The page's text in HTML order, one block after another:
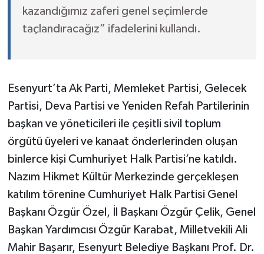
kazandığımız zaferi genel seçimlerde
taçlandıracağız” ifadelerini kullandı.
Esenyurt’ta Ak Parti, Memleket Partisi, Gelecek
Partisi, Deva Partisi ve Yeniden Refah Partilerinin
başkan ve yöneticileri ile çeşitli sivil toplum
örgütü üyeleri ve kanaat önderlerinden oluşan
binlerce kişi Cumhuriyet Halk Partisi’ne katıldı.
Nazım Hikmet Kültür Merkezinde gerçekleşen
katılım törenine Cumhuriyet Halk Partisi Genel
Başkanı Özgür Özel, İl Başkanı Özgür Çelik, Genel
Başkan Yardımcısı Özgür Karabat, Milletvekili Ali
Mahir Başarır, Esenyurt Belediye Başkanı Prof. Dr.